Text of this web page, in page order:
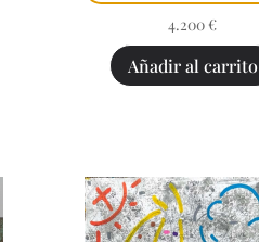
4.200 €
Añadir al carrito